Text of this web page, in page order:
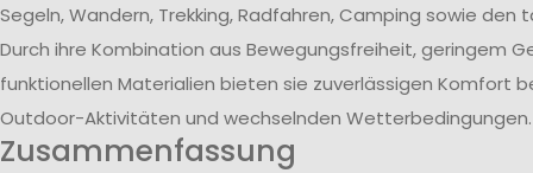
Segeln, Wandern, Trekking, Radfahren, Camping sowie den
Durch ihre Kombination aus Bewegungsfreiheit, geringem
funktionellen Materialien bieten sie zuverlässigen Komfort
Outdoor-Aktivitäten und wechselnden Wetterbedingungen.
Zusammenfassung